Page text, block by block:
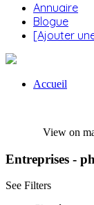
Annuaire
Blogue
[Ajouter
Accueil
View on
Entreprises -
See Filters